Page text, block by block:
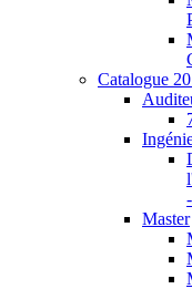
Catalogue
Master